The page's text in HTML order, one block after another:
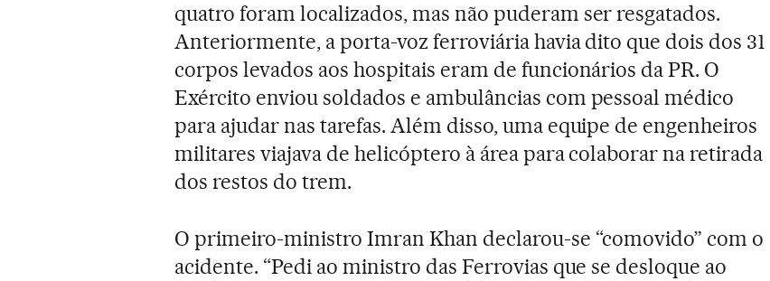
quatro foram localizados, mas não puderam ser resgatados.
Anteriormente, a porta-voz ferroviária havia dito que dois dos 31
corpos levados aos hospitais eram de funcionários da PR. O
Exército enviou soldados e ambulâncias com pessoal médico
para ajudar nas tarefas. Além disso, uma equipe de engenheiros
militares viajava de helicóptero à área para colaborar na retirada
dos restos do trem.
O primeiro-ministro Imran Khan declarou-se “comovido” com o
acidente. “Pedi ao ministro das Ferrovias que se desloque ao